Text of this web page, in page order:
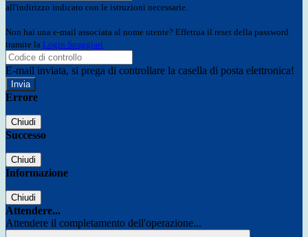
all'indirizzo indicato con le istruzioni necessarie.
Non hai una e-mail associata al nome utente? Effettua il reset della password
tramite la Login Spaggiari
E-mail inviata, si prega di controllare la casella di posta elettronica!
Errore
Chiudi
Successo
Chiudi
Informazione
Chiudi
Attendere...
Attendere il completamento dell'operazione...